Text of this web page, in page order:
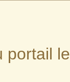
portail